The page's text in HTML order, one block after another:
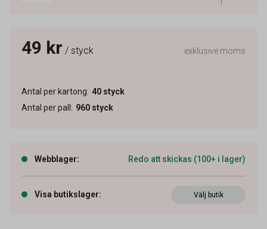
49 kr / styck exklusive moms
Antal per kartong: 40 styck
Antal per pall : 960 styck
Webblager: Redo att skickas (100+ i lager)
Visa butikslager: Välj butik